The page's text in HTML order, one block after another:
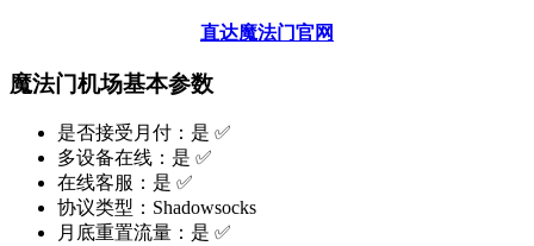
直达魔法门官网
魔法门机场基本参数
是否接受月付：是 ✅
多设备在线：是 ✅
在线客服：是 ✅
协议类型： Shadowsocks
月底重置流量：是 ✅